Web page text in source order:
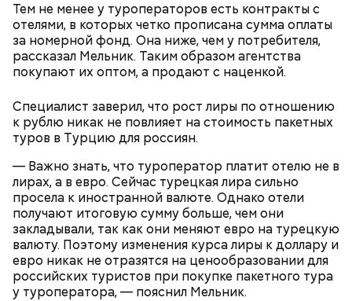
Тем не менее у туроператоров есть контракты с
отелями, в которых четко прописана сумма оплаты
за номерной фонд. Она ниже, чем у потребителя,
рассказал Мельник. Таким образом агентства
покупают их оптом, а продают с наценкой.
Специалист заверил, что рост лиры по отношению
к рублю никак не повлияет на стоимость пакетных
туров в Турцию для россиян.
— Важно знать, что туроператор платит отелю не в
лирах, а в евро. Сейчас турецкая лира сильно
просела к иностранной валюте. Однако отели
получают итоговую сумму больше, чем они
закладывали, так как они меняют евро на турецкую
валюту. Поэтому изменения курса лиры к доллару и
евро никак не отразятся на ценообразовании для
российских туристов при покупке пакетного тура
у туроператора, — пояснил Мельник.
Опасные виды грибов хорошо маскируются под
съедобные, поэтому неопытным людям очень
сложно распознать ложный гриб . Как отличить
съедобные грибы от ядовитых — в материале «ВМ».
Однако если молния все же взорвется, то это
может привести к тому, что человек получит ожоги
или загорится помещение, предупредил эксперт.
— Встречался с теми, кто уехал раньше, так как
раньше прибывал на место. Было большое чувство
он.